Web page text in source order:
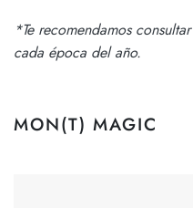
*Te recomendamos
cada época del año.
MON(T) MAGIC